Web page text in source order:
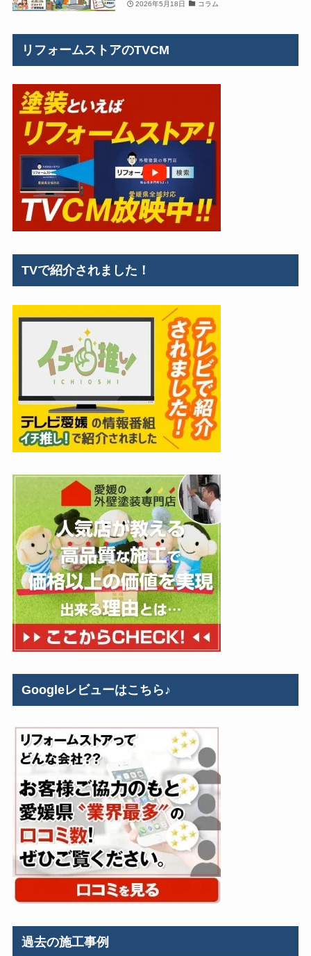
2026年5月18日 コラム
リフォームストアのTVCM
TVで紹介されました！
Googleレビューはこちら♪
過去の施工事例